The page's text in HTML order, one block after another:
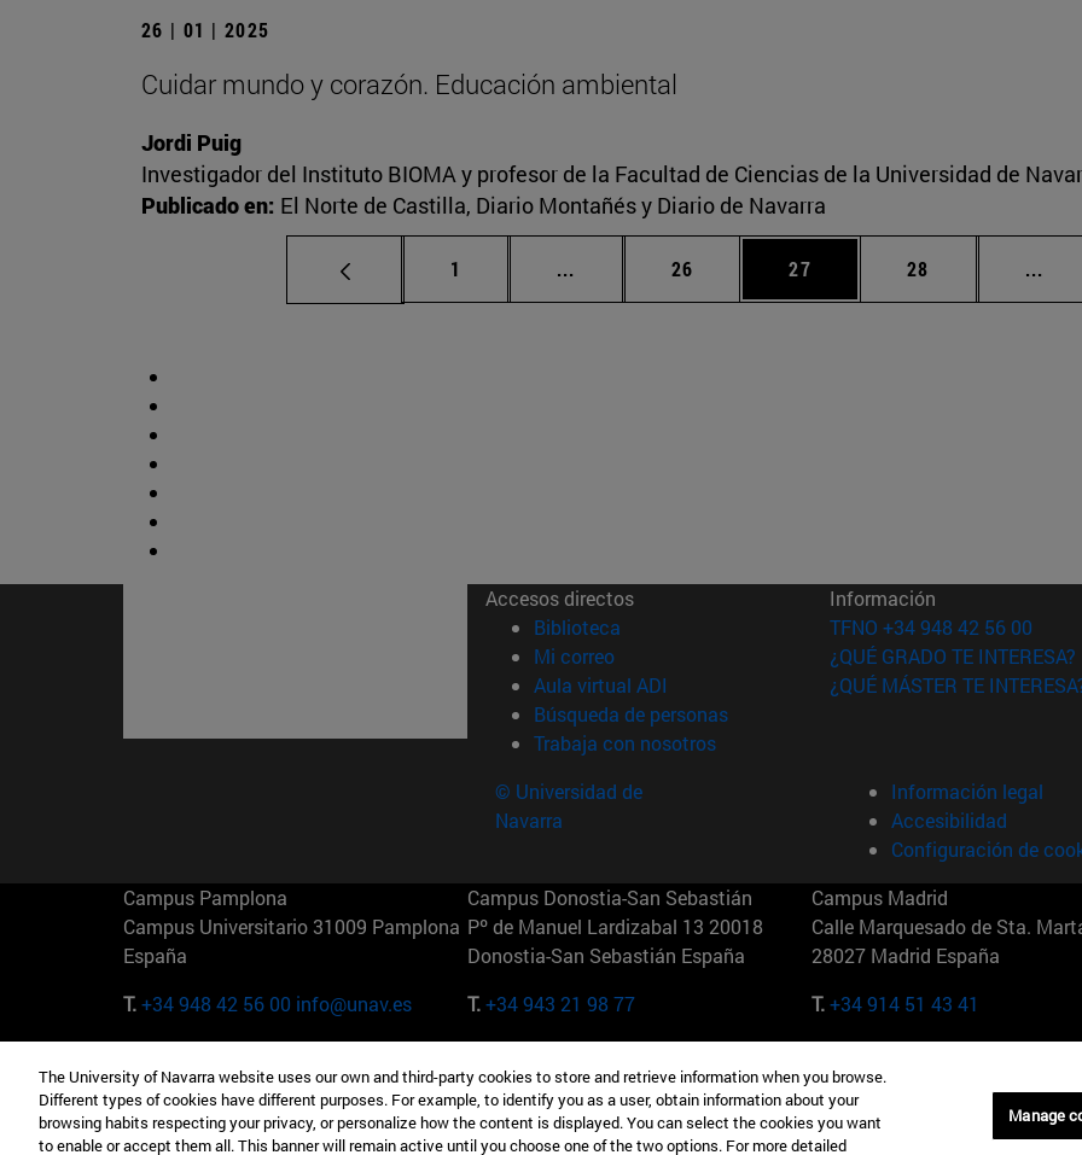
26 | 01 | 2025
Cuidar mundo y corazón. Educación ambiental
Jordi Puig
Investigador del Instituto BIOMA y profesor de la Facultad de Ciencias de la Universidad de
Publicado en: El Norte de Castilla, Diario Montañés y Diario de Navarra
Página
1 ... Páginas intermedias Use TAB para desplazarse.
Página
26 Página
27 Página
28 ...
Accesos directos
Biblioteca (abre en nueva ventana)
Mi correo(abre en nueva ventana)
Aula virtual ADI (abre en nueva ventana)
Búsqueda de personas(abre en nueva ventana)
Trabaja con nosotros(abre en nueva ventana)
Información
TFNO +34 948 42 56 00
¿QUÉ GRADO TE INTERESA?
¿QUÉ MÁSTER TE
© Universidad de
Navarra
Información legal
Accesibilidad
Configuración de
Campus Pamplona
Campus Universitario 31009 Pamplona
España
T.+34 948 42 56 00 info@unav.es
Campus Donostia-San Sebastián
Pº de Manuel Lardizabal 13 20018
Donostia-San Sebastián España
T.+34 943 21 98 77
Campus Madrid
Calle Marquesado de Sta.
28027 Madrid España
T.+34 914 51 43 41
Camino del Cerro Águila 3 28023
Madrid España
165 W 57th St 10019-2201 Nueva York
EE.UU
Maria-Theresia-Straße 15 81675
Múnich Alemania
The University of Navarra website uses our own and third-party cookies to store and retrieve information when you browse.
Different types of cookies have different purposes. For example, to identify you as a user, obtain information about your
browsing habits respecting your privacy, or personalize how the content is displayed. You can select the cookies you want
to enable or accept them all. This banner will remain active until you choose one of the two options. For more detailed
Manage